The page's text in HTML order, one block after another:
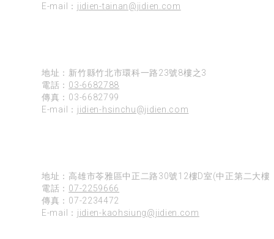
E-mail： jidien-tainan@jidien.com
地址：新竹縣竹北市環科一路23號8樓之3
電話： 03-6682788
傳真：03-6682799
E-mail： jidien-hsinchu@jidien.com
地址：高雄市苓雅區中正二路30號12樓D室(中正第二大樓)
電話： 07-2259666
傳真：07-2234472
E-mail： jidien-kaohsiung@jidien.com